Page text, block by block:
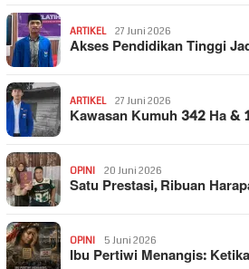
ARTIKEL 27 Juni 2026
Akses Pendidikan Tinggi
ARTIKEL 27 Juni 2026
Kawasan Kumuh 342 Ha &
OPINI 20 Juni 2026
Satu Prestasi, Ribuan
OPINI 5 Juni 2026
Ibu Pertiwi Menangis: